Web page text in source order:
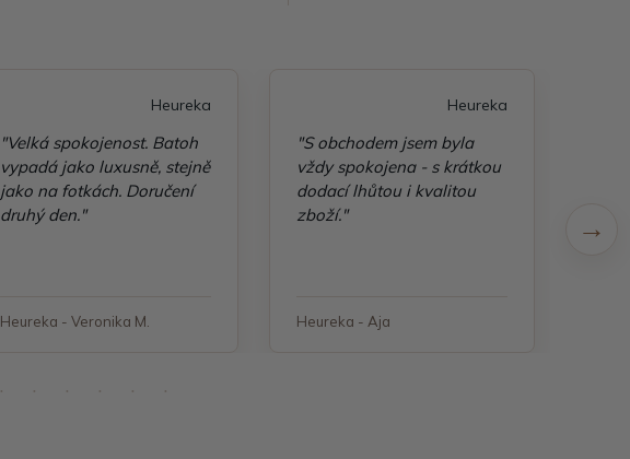
Heureka
"Velká spokojenost. Batoh
vypadá jako luxusně, stejně
jako na fotkách. Doručení
druhý den."
Heureka - Veronika M.
Heureka
"S obchodem jsem byla
vždy spokojena - s krátkou
dodací lhůtou i kvalitou
zboží."
Heureka - Aja